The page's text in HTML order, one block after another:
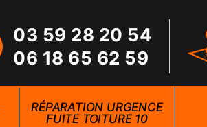
03 59 28 20 54
06 18 65 62 59
RÉPARATION URGENCE
FUITE TOITURE 10